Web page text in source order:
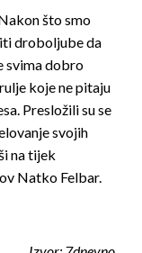
što smo
droboljube da
svima dobro
koje ne pitaju
Presložili su se
svojih
na tijek
Natko Felbar.